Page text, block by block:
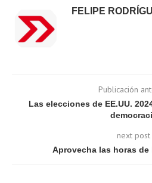
FELIPE
Publicación
Las elecciones de EE.UU.
next post
Aprovecha las horas de